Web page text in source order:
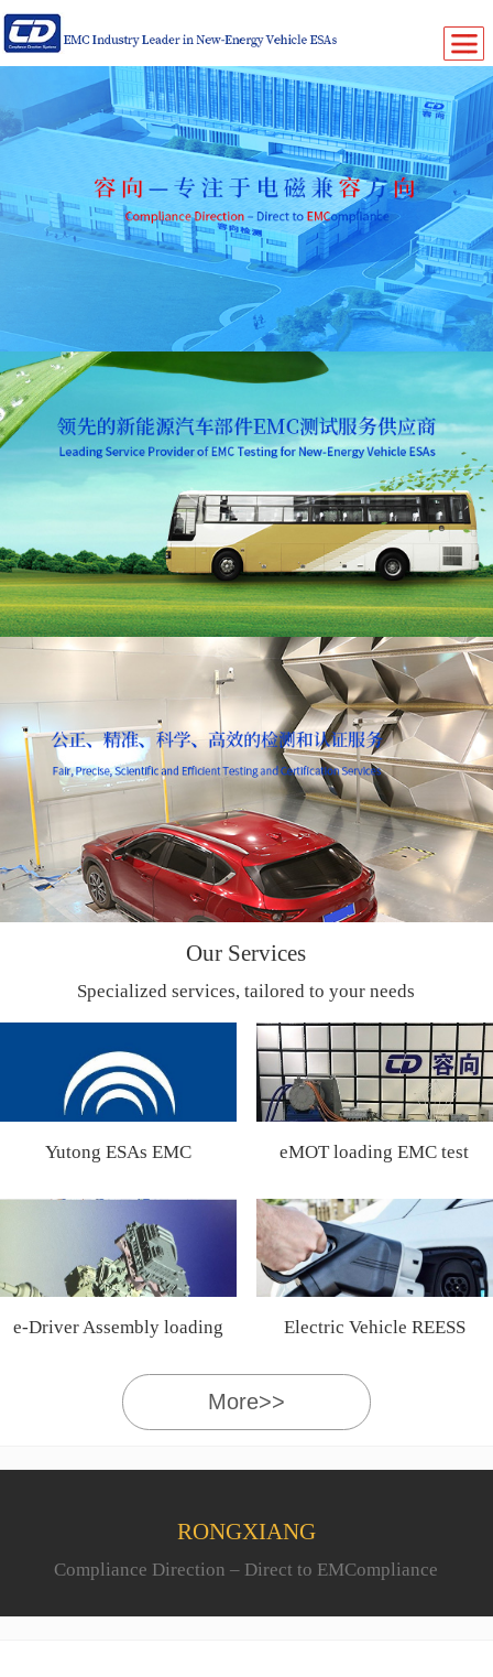
Our Services
Specialized services, tailored to your needs
Yutong ESAs EMC
eMOT loading EMC test
e-Driver Assembly loading
Electric Vehicle REESS
More>>
RONGXIANG
Compliance Direction – Direct to EMCompliance